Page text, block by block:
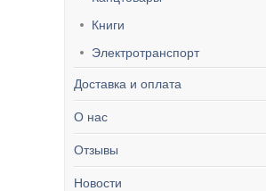
Книги
Электротранспорт
Доставка и оплата
О нас
Отзывы
Новости